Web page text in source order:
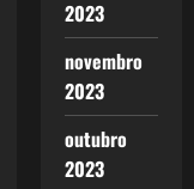
2023
novembro
2023
outubro
2023